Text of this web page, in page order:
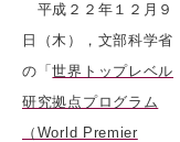
平成２２年１２月９
日（木），文部科学省
の「世界トップレベル
研究拠点プログラム
（World Premier